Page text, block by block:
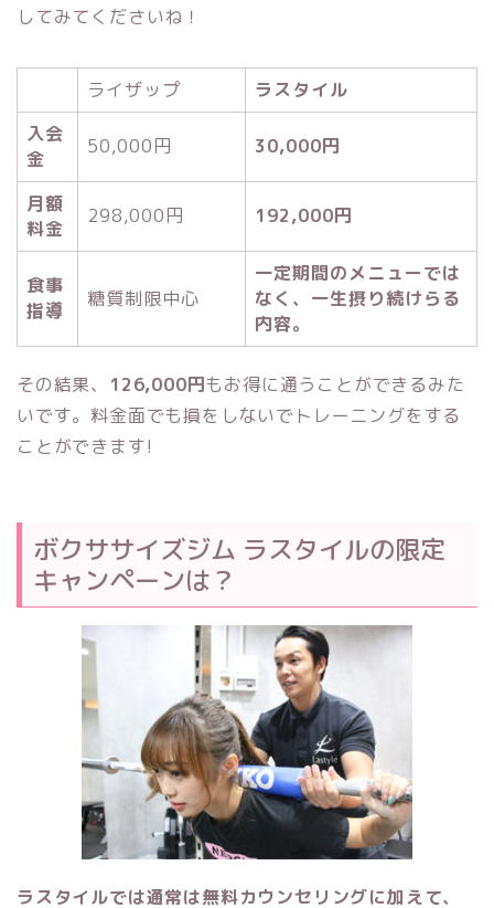
してみてくださいね！
ライザップ
ラスタイル
入会
金
50,000円 30,000円
月額
料金
298,000円 192,000円
食事
指導
糖質制限中心
一定期間のメニューでは
なく、一生摂り続けらる
内容。
その結果、 126,000円もお得に通うことができるみた
いです。料金面でも損をしないでトレーニングをする
ことができます!
ボクササイズジム ラスタイルの限定
キャンペーンは？
ラスタイルでは通常は無料カウンセリングに加えて、